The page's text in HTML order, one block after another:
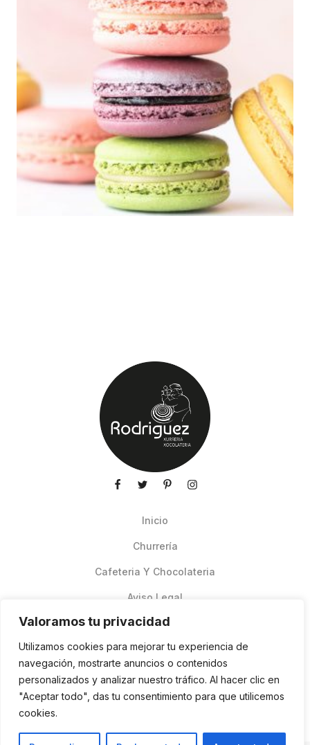
Valoramos tu privacidad
Utilizamos cookies para mejorar tu experiencia de
navegación, mostrarte anuncios o contenidos
personalizados y analizar nuestro tráfico. Al hacer clic en
"Aceptar todo", das tu consentimiento para que utilicemos
cookies.
Inicio
Churrería
Cafeteria Y Chocolateria
Aviso Legal
Pedidos Online Glovo
Contacto